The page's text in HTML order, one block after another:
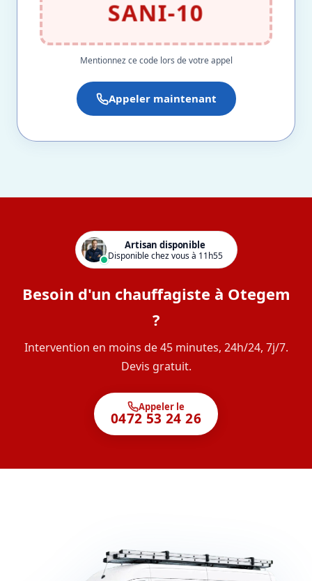
SANI-10
Mentionnez ce code lors de votre appel
Appeler maintenant
Artisan disponible
Disponible chez vous à 11h55
Besoin d'un chauffagiste à Otegem
?
Intervention en moins de 45 minutes, 24h/24, 7j/7.
Devis gratuit.
Appeler le
0472 53 24 26